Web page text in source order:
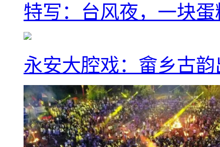
特写：台风夜，一块
永安大腔戏：畲乡古